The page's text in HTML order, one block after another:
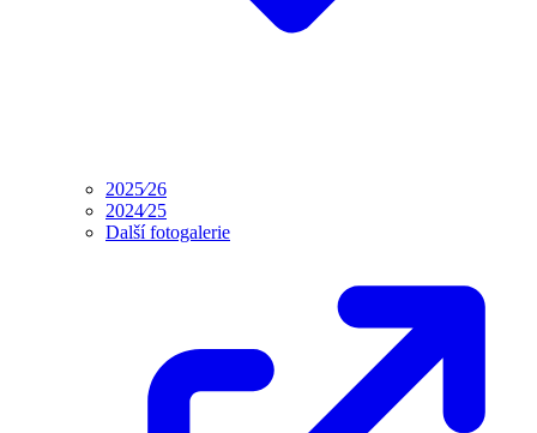
2025⁄26
2024⁄25
Další fotogalerie